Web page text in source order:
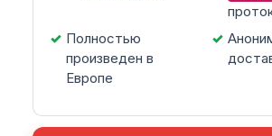
Полностью
произведен в
Европе